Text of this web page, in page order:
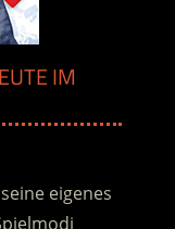
IM
eigenes